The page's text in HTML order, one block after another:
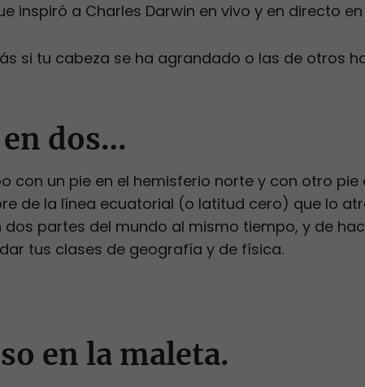
inspiró a Charles Darwin en vivo y en directo
si tu cabeza se ha agrandado o las de otros
dos…
con un pie en el hemisferio norte y con otro pie
de la línea ecuatorial (o latitud cero) que lo
partes del mundo al mismo tiempo, y de
tus clases de geografía y de física.
en la maleta.